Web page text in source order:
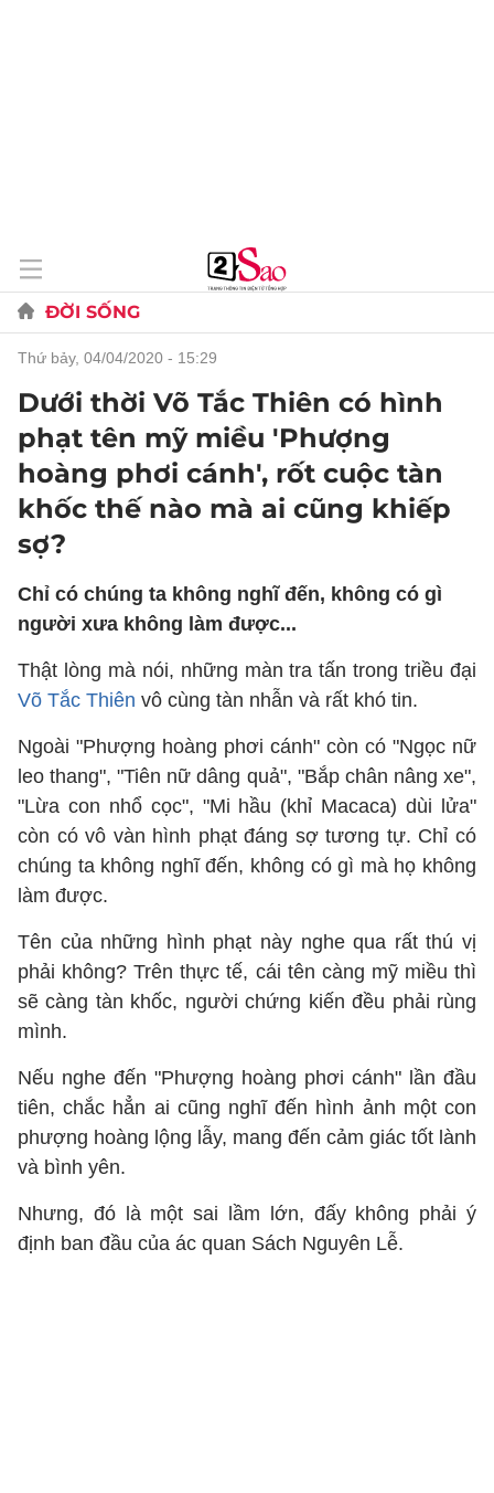
ĐỜI SỐNG
thứ bảy, 04/04/2020 - 15:29
Dưới thời Võ Tắc Thiên có hình
phạt tên mỹ miều 'Phượng
hoàng phơi cánh', rốt cuộc tàn
khốc thế nào mà ai cũng khiếp
sợ?
Chỉ có chúng ta không nghĩ đến, không có gì
người xưa không làm được...
Thật lòng mà nói, những màn tra tấn trong triều đại
Võ Tắc Thiên vô cùng tàn nhẫn và rất khó tin.
Ngoài "Phượng hoàng phơi cánh" còn có "Ngọc nữ
leo thang", "Tiên nữ dâng quả", "Bắp chân nâng xe",
"Lừa con nhổ cọc", "Mi hầu (khỉ Macaca) dùi lửa"
còn có vô vàn hình phạt đáng sợ tương tự. Chỉ có
chúng ta không nghĩ đến, không có gì mà họ không
làm được.
Tên của những hình phạt này nghe qua rất thú vị
phải không? Trên thực tế, cái tên càng mỹ miều thì
sẽ càng tàn khốc, người chứng kiến đều phải rùng
mình.
Nếu nghe đến "Phượng hoàng phơi cánh" lần đầu
tiên, chắc hẳn ai cũng nghĩ đến hình ảnh một con
phượng hoàng lộng lẫy, mang đến cảm giác tốt lành
và bình yên.
Nhưng, đó là một sai lầm lớn, đấy không phải ý
định ban đầu của ác quan Sách Nguyên Lễ.